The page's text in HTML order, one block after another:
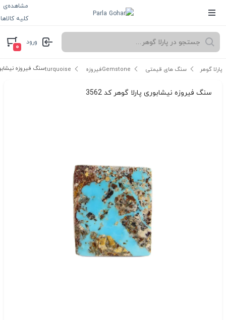
مشاهده‌ی
کلیه کالاها
ورود
۰
پارلا گوهر سنگ های قیمتی Gemstone فیروزه turquoise سنگ فیروزه
سنگ فیروزه نیشابوری پارلا گوهر کد 3562